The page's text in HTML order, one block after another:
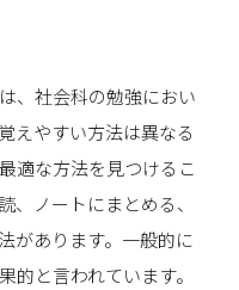
、社会科の勉強におい
えやすい方法は異なる
適な方法を見つけるこ
、ノートにまとめる、
があります。一般的に
的と言われています。